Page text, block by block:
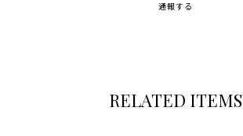
通報する
RELATED ITEMS